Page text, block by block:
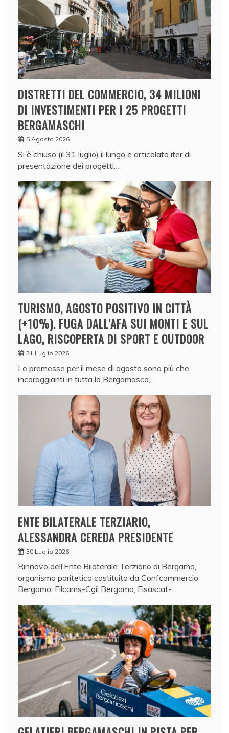
DISTRETTI DEL COMMERCIO, 34 MILIONI
DI INVESTIMENTI PER I 25 PROGETTI
BERGAMASCHI
5 Agosto 2026
Si è chiuso (il 31 luglio) il lungo e articolato iter di
presentazione dei progetti…
TURISMO, AGOSTO POSITIVO IN CITTÀ
(+10%). FUGA DALL’AFA SUI MONTI E SUL
LAGO, RISCOPERTA DI SPORT E OUTDOOR
31 Luglio 2026
Le premesse per il mese di agosto sono più che
incoraggianti in tutta la Bergamasca,…
ENTE BILATERALE TERZIARIO,
ALESSANDRA CEREDA PRESIDENTE
30 Luglio 2026
Rinnovo dell’Ente Bilaterale Terziario di Bergamo,
organismo paritetico costituito da Confcommercio
Bergamo, Filcams-Cgil Bergamo, Fisascat-…